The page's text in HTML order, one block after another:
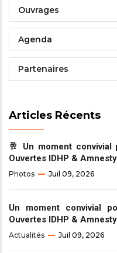
Ouvrages
Agenda
Partenaires
Articles Récents
🥂 Un moment
Ouvertes IDHP & Amnesty
Photos Juil 09, 2026
Un moment convivial
Ouvertes IDHP & Amnesty
Actualités Juil 09, 2026